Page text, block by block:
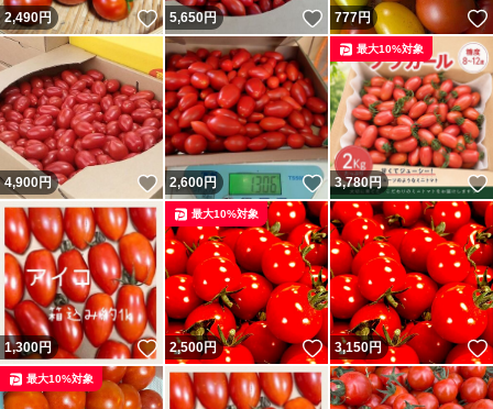
2,490円 いいね！
5,650円 いいね！
777円
4,900円 いいね！
2,600円 いいね！
3,780円
最大10%対象
1,300円 いいね！
2,500円 いいね！
最大10%対象
3,150円
最大10%対象